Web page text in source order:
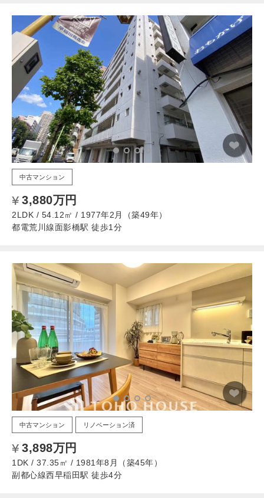
中古マンション
3,880万円
2LDK / 54.12㎡ / 1977年2月（築49年）
都電荒川線面影橋駅 徒歩1分
中古マンション リノベーション済
3,898万円
1DK / 37.35㎡ / 1981年8月（築45年）
副都心線西早稲田駅 徒歩4分